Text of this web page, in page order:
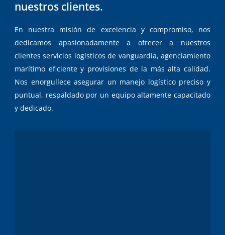
nuestros clientes.
En nuestra misión de excelencia y compromiso, nos
dedicamos apasionadamente a ofrecer a nuestros
clientes servicios logísticos de vanguardia, agenciamiento
marítimo eficiente y provisiones de la más alta calidad.
Nos enorgullece asegurar un manejo logístico preciso y
puntual, respaldado por un equipo altamente capacitado
y dedicado.